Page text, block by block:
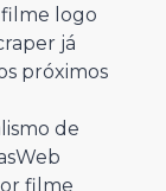
filme logo
já
próximos